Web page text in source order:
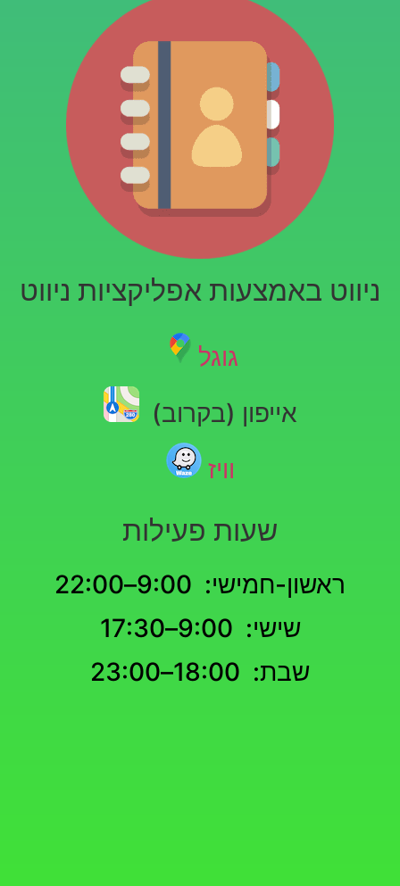
ניווט באמצעות אפליקציות ניווט
גוגל
אייפון (בקרוב)
וויז
שעות פעילות
ראשון-חמישי: 9:00–22:00
שישי: 9:00–17:30
שבת: 18:00–23:00